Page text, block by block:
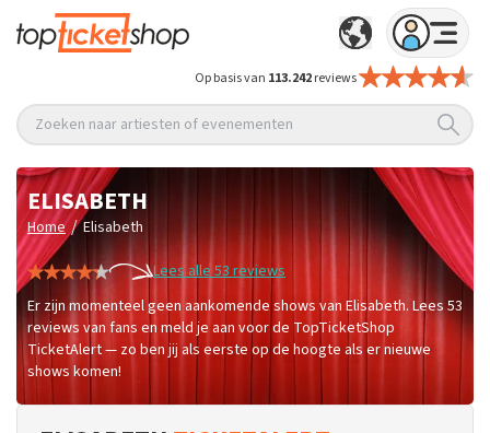
Op basis van 113.242reviews
Zoeken naar artiesten of evenementen
ELISABETH
Home / Elisabeth
Lees alle 53 reviews
Er zijn momenteel geen aankomende shows van Elisabeth. Lees 53
reviews van fans en meld je aan voor de TopTicketShop
TicketAlert — zo ben jij als eerste op de hoogte als er nieuwe
shows komen!